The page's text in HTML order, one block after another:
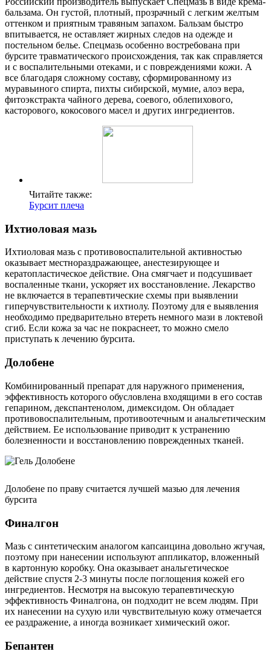
бальзама. Он густой, плотный, прозрачный с легким желтым
оттенком и приятным травяным запахом. Бальзам быстро
впитывается, не оставляет жирных следов на одежде и
постельном белье. Спецмазь особенно востребована при
бурсите травматического происхождения, так как справляется
и с воспалительными отеками, и с повреждениями кожи. А
все благодаря сложному составу, сформированному из
муравьиного спирта, пихты сибирской, мумие, алоэ вера,
фитоэкстракта чайного дерева, соевого, облепихового,
касторового, кокосового масел и других ингредиентов.
Читайте также:
Бурсит плеча
Ихтиоловая мазь
Ихтиоловая мазь с противовоспалительной активностью
оказывает местнораздражающее, анестезирующее и
кератопластическое действие. Она смягчает и подсушивает
воспаленные ткани, ускоряет их восстановление. Лекарство
не включается в терапевтические схемы при выявлении
гиперчувствительности к ихтиолу. Поэтому для е выявления
необходимо предварительно втереть немного мази в локтевой
сгиб. Если кожа за час не покраснеет, то можно смело
приступать к лечению бурсита.
Долобене
Комбинированный препарат для наружного применения,
эффективность которого обусловлена входящими в его состав
гепарином, декспантенолом, димексидом. Он обладает
противовоспалительным, противоотечным и анальгетическим
действием. Ее использование приводит к устранению
болезненности и восстановлению поврежденных тканей.
Долобене по праву считается лучшей мазью для лечения
бурсита
Финалгон
Мазь с синтетическим аналогом капсаицина довольно жгучая,
поэтому при нанесении используют аппликатор, вложенный
в картонную коробку. Она оказывает анальгетическое
действие спустя 2-3 минуты после поглощения кожей его
ингредиентов. Несмотря на высокую терапевтическую
эффективность Финалгона, он подходит не всем людям. При
их нанесении на сухую или чувствительную кожу отмечается
ее раздражение, а иногда возникает химический ожог.
Бепантен